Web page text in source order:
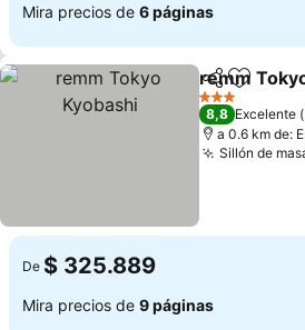
Mira precios de 6 páginas
Compartir
remm
3 Estrellas
8,8 Excelente
a 0.6 km de:
Sillón de
De $ 325.889
Mira precios de 9 páginas